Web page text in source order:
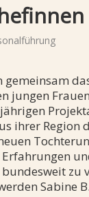
jungen
ihrer Region
zu
Sabine